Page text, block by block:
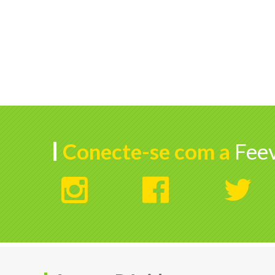
Conecte-se com a